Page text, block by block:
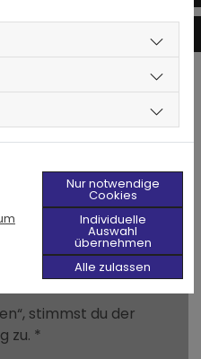
stimmst du der
zu. *
Nur notwendige
Cookies
Individuelle
Auswahl
übernehmen
Alle zulassen